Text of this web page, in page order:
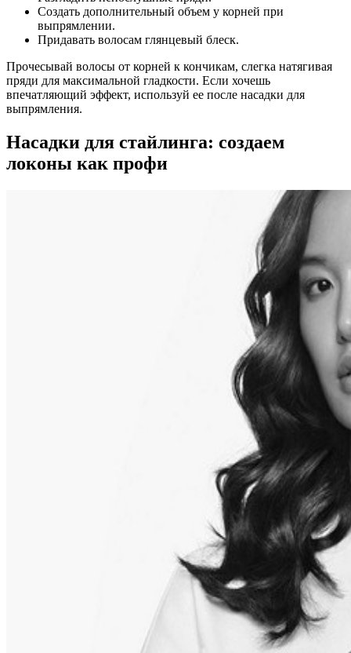
Создать дополнительный объем у корней при
выпрямлении.
Придавать волосам глянцевый блеск.
Прочесывай волосы от корней к кончикам, слегка натягивая
пряди для максимальной гладкости. Если хочешь
впечатляющий эффект, используй ее после насадки для
выпрямления.
Насадки для стайлинга: создаем
локоны как профи